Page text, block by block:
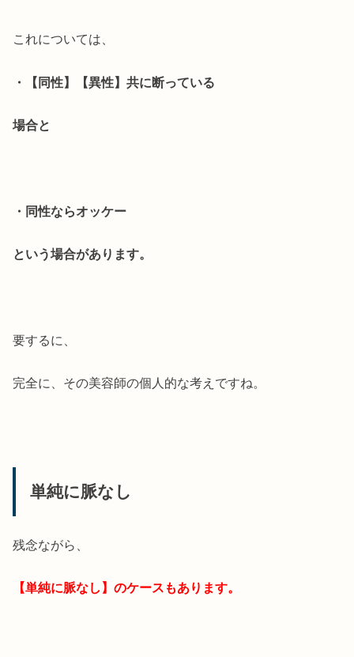
これについては、
・【同性】【異性】共に断っている
場合と
・同性ならオッケー
という場合があります。
要するに、
完全に、その美容師の個人的な考えですね。
単純に脈なし
残念ながら、
【単純に脈なし】のケースもあります。